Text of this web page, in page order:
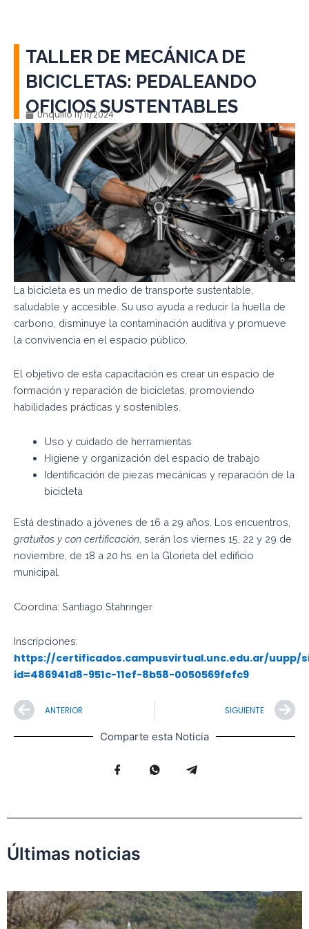
TALLER DE MECÁNICA DE
BICICLETAS: PEDALEANDO
OFICIOS SUSTENTABLES
Unquillo11/11/2024
La bicicleta es un medio de transporte sustentable,
saludable y accesible. Su uso ayuda a reducir la huella de
carbono, disminuye la contaminación auditiva y promueve
la convivencia en el espacio público.
El objetivo de esta capacitación es crear un espacio de
formación y reparación de bicicletas, promoviendo
habilidades prácticas y sostenibles.
Uso y cuidado de herramientas
Higiene y organización del espacio de trabajo
Identificación de piezas mecánicas y reparación de la
bicicleta
Está destinado a jóvenes de 16 a 29 años. Los encuentros,
gratuitos y con certificación, serán los viernes 15, 22 y 29 de
noviembre, de 18 a 20 hs. en la Glorieta del edificio
municipal.
Coordina: Santiago Stahringer
Inscripciones:
https://certificados.campusvirtual.unc.edu.ar/uupp/
id=486941d8-951c-11ef-8b58-0050569fefc9
Prev
ANTERIOR SIGUIENTE
Comparte esta Noticia
Últimas noticias